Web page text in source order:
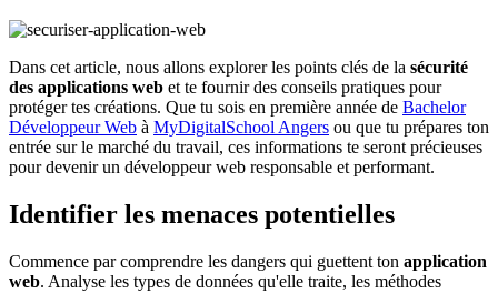
Dans cet article, nous allons explorer les points clés de la sécurité
des applications web et te fournir des conseils pratiques pour
protéger tes créations. Que tu sois en première année de Bachelor
Développeur Web à MyDigitalSchool Angers ou que tu prépares ton
entrée sur le marché du travail, ces informations te seront précieuses
pour devenir un développeur web responsable et performant.
Identifier les menaces potentielles
Commence par comprendre les dangers qui guettent ton application
web. Analyse les types de données qu'elle traite, les méthodes